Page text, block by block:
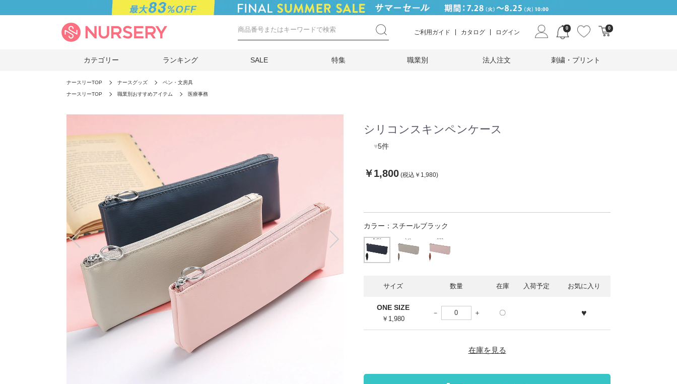
ご利用ガイド カタログ ログイン
0 0
カテゴリー ランキング SALE 特集 職業別 法人注文 刺繍・プリント
ナースリーTOP ナースグッズ ペン・文房具
ナースリーTOP 職業別おすすめアイテム 医療事務
シリコンスキンペンケース
♥5件
￥1,800 (税込￥1,980)
カラー： スチールブラック
サイズ 数量 在庫 入荷予定 お気に入り
ONE SIZE
￥1,980
〇 ♥
在庫を見る